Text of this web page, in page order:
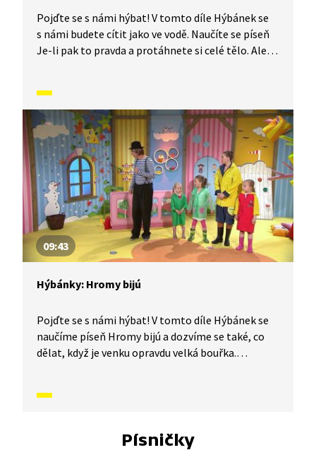
Pojďte se s námi hýbat! V tomto díle Hýbánek se
s námi budete cítit jako ve vodě. Naučíte se píseň
Je-li pak to pravda a protáhnete si celé tělo. Ale
09:43
Hýbánky: Hromy bijú
Pojďte se s námi hýbat! V tomto díle Hýbánek se
naučíme píseň Hromy bijú a dozvíme se také, co
dělat, když je venku opravdu velká bouřka.
Písničky